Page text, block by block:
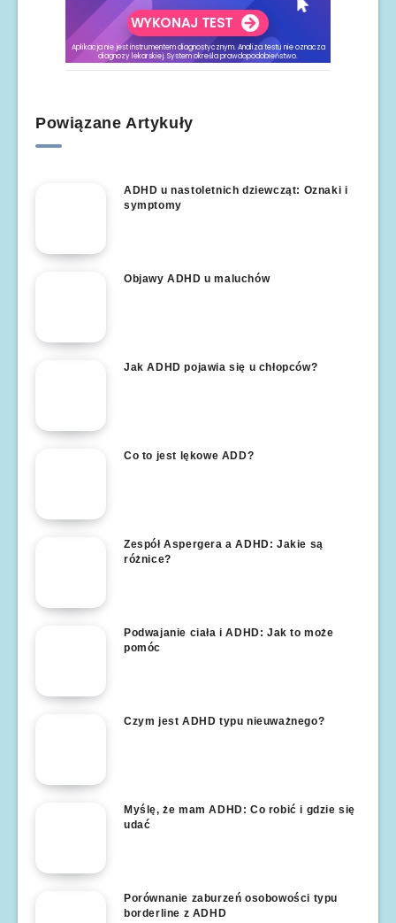
Powiązane Artykuły
ADHD u nastoletnich dziewcząt: Oznaki i
symptomy
Objawy ADHD u maluchów
Jak ADHD pojawia się u chłopców?
Co to jest lękowe ADD?
Zespół Aspergera a ADHD: Jakie są
różnice?
Podwajanie ciała i ADHD: Jak to może
pomóc
Czym jest ADHD typu nieuważnego?
Myślę, że mam ADHD: Co robić i gdzie się
udać
Porównanie zaburzeń osobowości typu
borderline z ADHD